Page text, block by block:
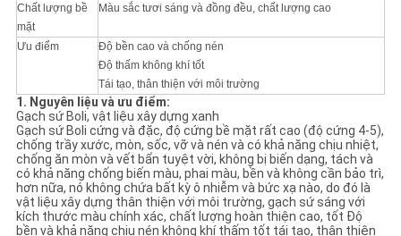
Chất lượng bề
mặt
Màu sắc tươi sáng và đồng đều, chất lượng cao
Ưu điểm
Độ bền cao và chống nén
Độ thấm không khí tốt
Tái tạo, thân thiện với môi trường
1. Nguyên liệu và ưu điểm:
Gạch sứ Boli, vật liệu xây dựng xanh
Gạch sứ Boli cứng và đặc, độ cứng bề mặt rất cao (độ cứng 4-5),
chống trầy xước, mòn, sốc, vỡ và nén và có khả năng chịu nhiệt,
chống ăn mòn và vết bẩn tuyệt vời, không bị biến dạng, tách và
có khả năng chống biến màu, phai màu, bền và không cần bảo trì,
hơn nữa, nó không chứa bất kỳ ô nhiễm và bức xạ nào, do đó là
vật liệu xây dựng thân thiện với môi trường, gạch sứ sáng với
kích thước màu chính xác, chất lượng hoàn thiện cao, tốt Độ
bền và khả năng chịu nén không khí thấm tốt tái tạo, thân thiện